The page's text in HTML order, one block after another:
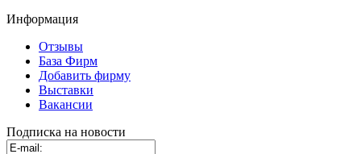
Информация
Отзывы
База Фирм
Добавить фирму
Выставки
Вакансии
Подписка на новости